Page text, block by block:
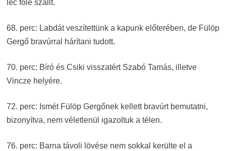
léc fölé szállt.
68. perc: Labdát veszítettünk a kapunk előterében, de Fülöp
Gergő bravúrral hárítani tudott.
70. perc: Bíró és Csiki visszatért Szabó Tamás, illetve
Vincze helyére.
72. perc: Ismét Fülöp Gergőnek kellett bravúrt bemutatni,
bizonyítva, nem véletlenül igazoltuk a télen.
76. perc: Barna távoli lövése nem sokkal kerülte el a